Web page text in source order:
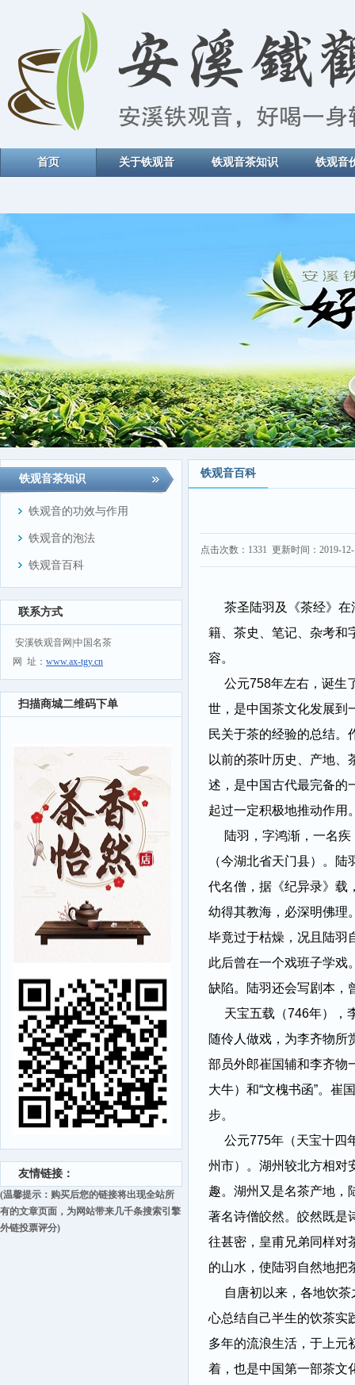
首页 关于铁观音 铁观音茶知识 铁观音
铁观音茶知识
铁观音的功效与作用
铁观音的泡法
铁观音百科
联系方式
安溪铁观音网|中国名茶
网 址： www.ax-tgy.cn
扫描商城二维码下单
友情链接：
(温馨提示：购买后您的链接将出现全站所
有的文章页面，为网站带来几千条搜索引擎
外链投票评分)
铁观音百科
点击次数： 1331 更新时间：2019-
茶圣陆羽及《茶经》在
籍、茶史、笔记、杂考和
容。
公元758年左右，诞生
世，是中国茶文化发展到
民关于茶的经验的总结。
以前的茶叶历史、产地、
述，是中国古代最完备的
起过一定积极地推动作用
陆羽，字鸿渐，一名
（今湖北省天门县）。
代名僧，据《纪异录》载
幼得其教海，必深明佛理
毕竟过于枯燥，况且陆羽
此后曾在一个戏班子学戏
缺陷。陆羽还会写剧本，
天宝五载（746年），
随伶人做戏，为李齐物所
部员外郎崔国辅和李齐物
大牛）和“文槐书函”。崔
步。
公元775年（天宝十四
州市）。湖州较北方相对
趣。湖州又是名茶产地，
著名诗僧皎然。皎然既是
往甚密，皇甫兄弟同样对
的山水，使陆羽自然地把
自唐初以来，各地饮
心总结自己半生的饮茶实
多年的流浪生活，于上元
着，也是中国第一部茶